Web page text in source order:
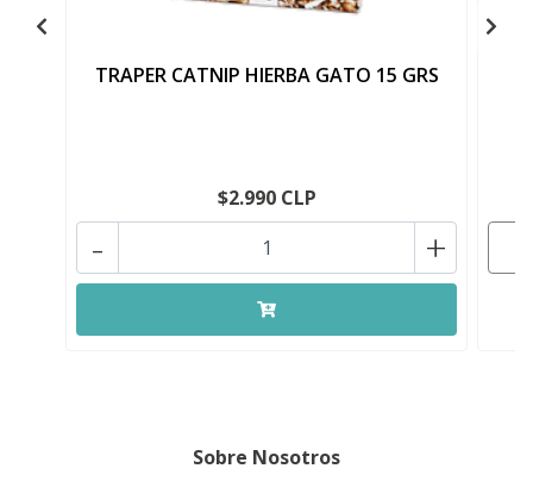
TRAPER CATNIP HIERBA GATO 15 GRS
$2.990 CLP
+
-
Sobre Nosotros